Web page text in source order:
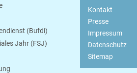
(Bufdi)
Jahr (FSJ)
Kontakt
Presse
Impressum
Datenschutz
Sitemap